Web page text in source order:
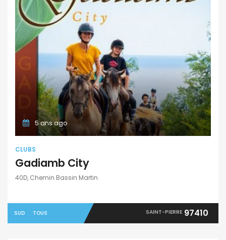
5 ans ago
CLUBS
Gadiamb City
40D, Chemin Bassin Martin
SUD TOUS SAINT-PIERRE 97410